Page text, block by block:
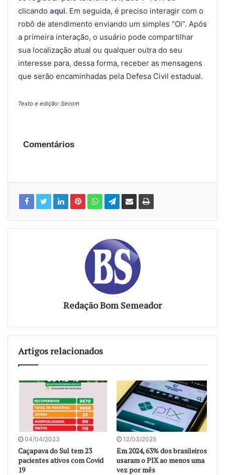
clicando aqui. Em seguida, é preciso interagir com o
robô de atendimento enviando um simples “Oi”. Após
a primeira interação, o usuário pode compartilhar
sua localização atual ou qualquer outra do seu
interesse para, dessa forma, receber as mensagens
que serão encaminhadas pela Defesa Civil estadual.
Texto e edição: Secom
Comentários
Redação Bom Semeador
Artigos relacionados
04/04/2023
Caçapava do Sul tem 23
pacientes ativos com Covid
19
12/03/2025
Em 2024, 63% dos brasileiros
usaram o PIX ao menos uma
vez por mês